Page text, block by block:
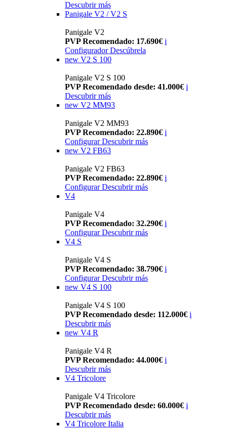
Descubrir más
Panigale V2 / V2 S
Panigale V2
PVP Recomendado: 17.690€ i
Configurador Descúbrela
new V2 S 100
Panigale V2 S 100
PVP Recomendado desde: 41.000€ i
Descubrir más
new V2 MM93
Panigale V2 MM93
PVP Recomendado: 22.890€ i
Configurar Descubrir más
new V2 FB63
Panigale V2 FB63
PVP Recomendado: 22.890€ i
Configurar Descubrir más
V4
Panigale V4
PVP Recomendado: 32.290€ i
Configurar Descubrir más
V4 S
Panigale V4 S
PVP Recomendado: 38.790€ i
Configurar Descubrir más
new V4 S 100
Panigale V4 S 100
PVP Recomendado desde: 112.000€ i
Descubrir más
new V4 R
Panigale V4 R
PVP Recomendado: 44.000€ i
Descubrir más
V4 Tricolore
Panigale V4 Tricolore
PVP Recomendado desde: 60.000€ i
Descubrir más
V4 Tricolore Italia